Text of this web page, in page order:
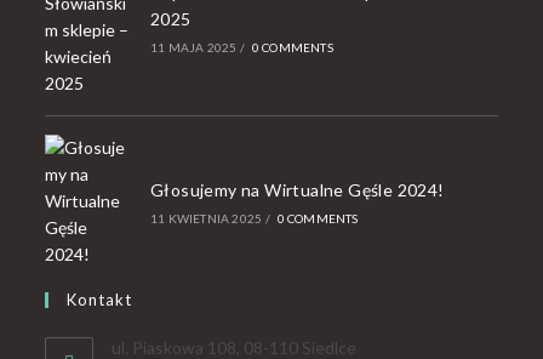
2025
11 MAJA 2025 / 0 COMMENTS
Głosujemy na Wirtualne Gęśle 2024!
11 KWIETNIA 2025 / 0 COMMENTS
Kontakt
ul. Piaskowa 108, 08-110 Siedlce